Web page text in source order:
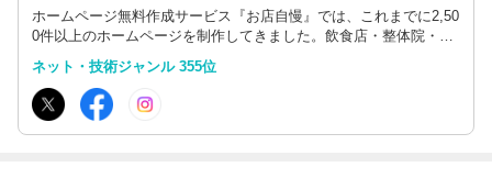
ホームページ無料作成サービス『お店自慢』では、これまでに2,50
0件以上のホームページを制作してきました。飲食店・整体院・音
楽教室・エステサロン・結婚相談所など、どんなジャンル・業種で
も無料でホームページが作成できます。格安・低料金のホームペー
ジ制作も可能！
ネット・技術ジャンル 355位